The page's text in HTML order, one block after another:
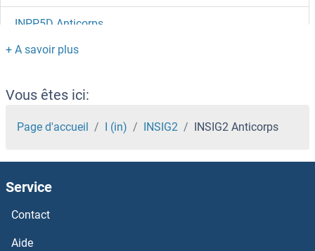
INPP5D Anticorps
INPP5B Anticorps
INPP5A Anticorps
INPP4B Anticorps
INPP4A Anticorps
INPP1 Anticorps
Vous êtes ici:
Page d'accueil I (in) INSIG2 INSIG2 Anticorps
Service
Contact
Aide